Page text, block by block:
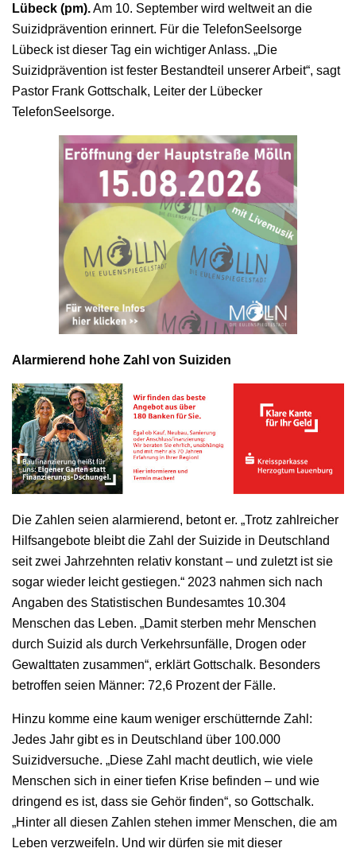
Lübeck (pm).Am 10. September wird weltweit an die
Suizidprävention erinnert. Für die TelefonSeelsorge
Lübeck ist dieser Tag ein wichtiger Anlass. „Die
Suizidprävention ist fester Bestandteil unserer Arbeit“, sagt
Pastor Frank Gottschalk, Leiter der Lübecker
TelefonSeelsorge.
Alarmierend hohe Zahl von Suiziden
Die Zahlen seien alarmierend, betont er. „Trotz zahlreicher
Hilfsangebote bleibt die Zahl der Suizide in Deutschland
seit zwei Jahrzehnten relativ konstant – und zuletzt ist sie
sogar wieder leicht gestiegen.“ 2023 nahmen sich nach
Angaben des Statistischen Bundesamtes 10.304
Menschen das Leben. „Damit sterben mehr Menschen
durch Suizid als durch Verkehrsunfälle, Drogen oder
Gewalttaten zusammen“, erklärt Gottschalk. Besonders
betroffen seien Männer: 72,6 Prozent der Fälle.
Hinzu komme eine kaum weniger erschütternde Zahl:
Jedes Jahr gibt es in Deutschland über 100.000
Suizidversuche. „Diese Zahl macht deutlich, wie viele
Menschen sich in einer tiefen Krise befinden – und wie
dringend es ist, dass sie Gehör finden“, so Gottschalk.
„Hinter all diesen Zahlen stehen immer Menschen, die am
Leben verzweifeln. Und wir dürfen sie mit dieser